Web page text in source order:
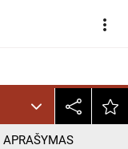
more_vert
APRAŠYMAS